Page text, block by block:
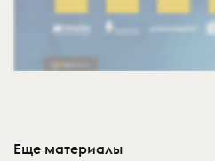
Еще материалы